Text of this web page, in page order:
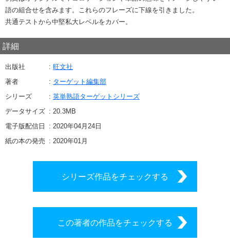
語の組合せを含みます。これらのフレーズに下線を引きました。
共通テストから中堅私大レベルをカバー。
詳細
出版社
旺文社
著者
ターゲット編集部
シリーズ
英単熟語ターゲットシリーズ
データサイズ
20.3MB
電子版配信日
2020年04月24日
紙の本の発売
2020年01月
シリーズ作品をチェックする
この著者の作品をチェックする